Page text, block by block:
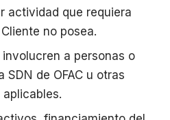
actividad que requiera
no posea.
a personas o
SDN de OFAC u otras
aplicables.